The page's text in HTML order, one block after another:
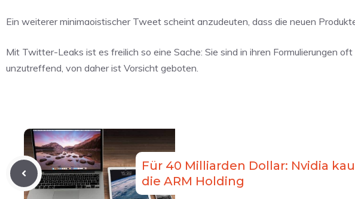
Ein weiterer minimaoistischer Tweet scheint anzudeuten, dass die neuen
Mit Twitter-Leaks ist es freilich so eine Sache: Sie sind in ihren Formulierungen
unzutreffend, von daher ist Vorsicht geboten.
Für 40 Milliarden Dollar: Nvidia
die ARM Holding